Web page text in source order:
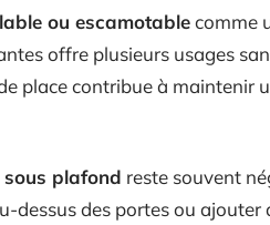
ou escamotablecomme
offre plusieurs usages
place contribue à maintenir
plafond reste souvent
dessus des portes ou